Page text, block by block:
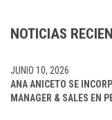
NOTICIAS
ANA ANICETO SE
MANAGER & SALES EN
JUNIO 10, 2026